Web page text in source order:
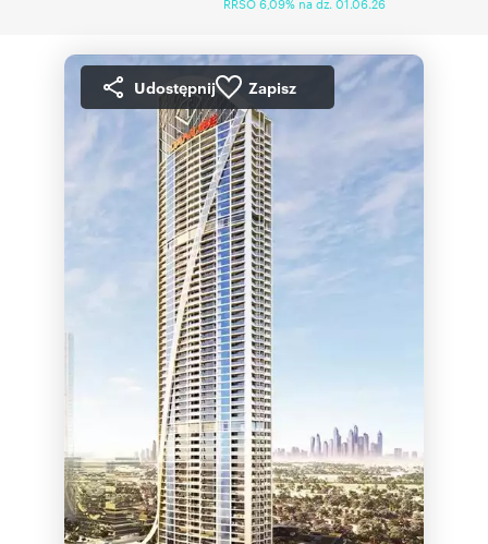
Udostępnij Zapisz